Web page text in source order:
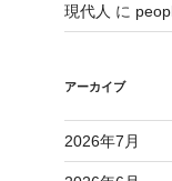
現代人 に
アーカイブ
2026年7月